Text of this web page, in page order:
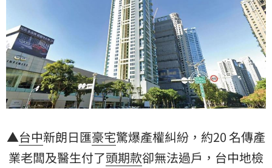
▲台中新朗日匯豪宅驚爆產權糾紛，約20 名傳產
業老闆及醫生付了頭期款卻無法過戶，台中地檢